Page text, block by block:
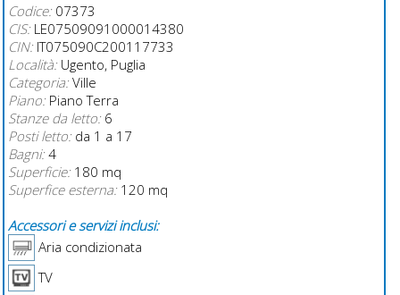
Codice:07373
CIS:LE07509091000014380
CIN:IT075090C200117733
Località:Ugento, Puglia
Categoria:Ville
Piano:Piano Terra
Stanze da letto:6
Posti letto:da 1 a 17
Bagni:4
Superficie:180 mq
Superfice esterna:120 mq
Accessori e servizi inclusi:
Aria condizionata
TV